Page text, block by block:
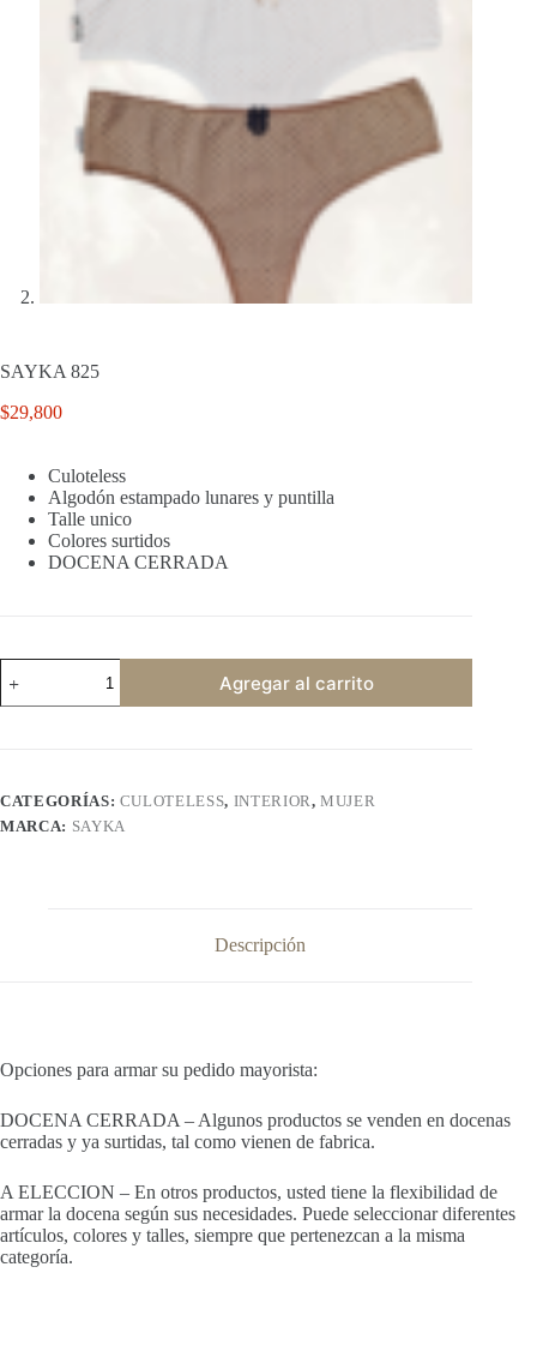
SAYKA 825
$29,800
Culoteless
Algodón estampado lunares y puntilla
Talle unico
Colores surtidos
DOCENA CERRADA
825
cantidad
Agregar al carrito
CATEGORÍAS: CULOTELESS, INTERIOR,MUJER
MARCA: SAYKA
Descripción
Opciones para armar su pedido mayorista:
DOCENA CERRADA – Algunos productos se venden en docenas
cerradas y ya surtidas, tal como vienen de fabrica.
A ELECCION – En otros productos, usted tiene la flexibilidad de
armar la docena según sus necesidades. Puede seleccionar diferentes
artículos, colores y talles, siempre que pertenezcan a la misma
categoría.